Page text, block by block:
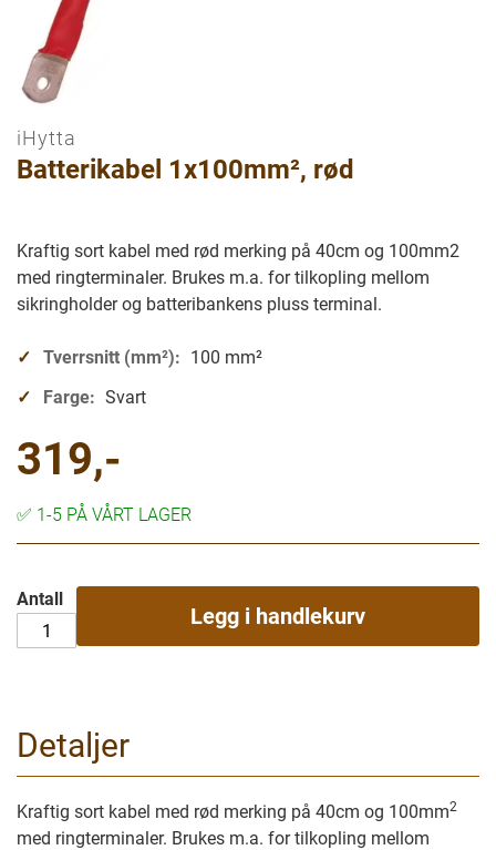
Gå
til
bilder
galleriet
iHytta
Batterikabel 1x100mm², rød
Kraftig sort kabel med rød merking på 40cm og 100mm2
med ringterminaler. Brukes m.a. for tilkopling mellom
sikringholder og batteribankens pluss terminal.
Tverrsnitt (mm²): 100 mm²
Farge: Svart
319,-
✅ 1-5 PÅ VÅRT LAGER
Antall
Legg i handlekurv
Detaljer
Kraftig sort kabel med rød merking på 40cm og 100mm2
med ringterminaler. Brukes m.a. for tilkopling mellom